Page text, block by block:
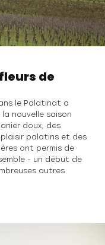
de
le Palatinat a
la nouvelle saison
doux, des
plaisir palatins et des
ont permis de
- un début de
autres